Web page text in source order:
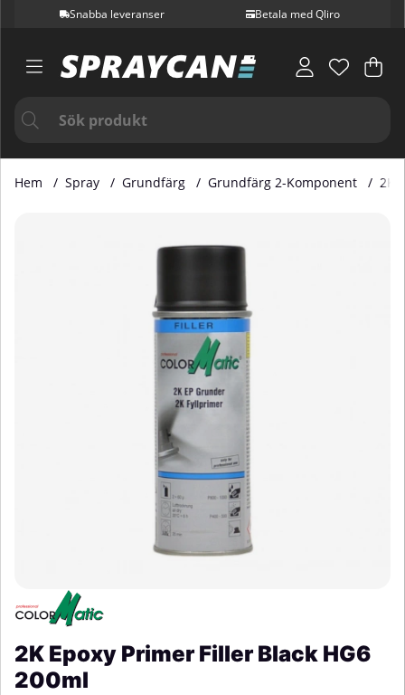
Snabba leveranser Betala med Qliro
.
Hem Spray Grundfärg Grundfärg 2-Komponent 2K
2K Epoxy Primer Filler Black HG6
200ml